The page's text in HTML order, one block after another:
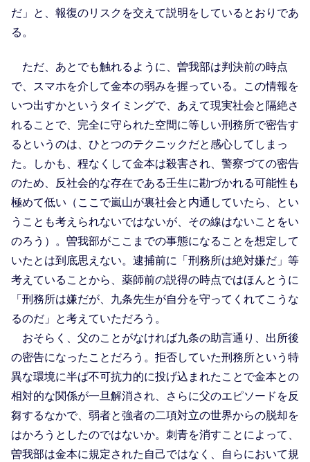
だ」と、報復のリスクを交えて説明をしているとおりであ
る。
ただ、あとでも触れるように、曽我部は判決前の時点
で、スマホを介して金本の弱みを握っている。この情報を
いつ出すかというタイミングで、あえて現実社会と隔絶さ
れることで、完全に守られた空間に等しい刑務所で密告す
るというのは、ひとつのテクニックだと感心してしまっ
た。しかも、程なくして金本は殺害され、警察づての密告
のため、反社会的な存在である壬生に勘づかれる可能性も
極めて低い（ここで嵐山が裏社会と内通していたら、とい
うことも考えられないではないが、その線はないことをい
のろう）。曽我部がここまでの事態になることを想定して
いたとは到底思えない。逮捕前に「刑務所は絶対嫌だ」等
考えていることから、薬師前の説得の時点ではほんとうに
「刑務所は嫌だが、九条先生が自分を守ってくれてこうな
るのだ」と考えていただろう。
おそらく、父のことがなければ九条の助言通り、出所後
の密告になったことだろう。拒否していた刑務所という特
異な環境に半ば不可抗力的に投げ込まれたことで金本との
相対的な関係が一旦解消され、さらに父のエピソードを反
芻するなかで、弱者と強者の二項対立の世界からの脱却を
はかろうとしたのではないか。刺青を消すことによって、
曽我部は金本に規定された自己ではなく、自らにおいて規